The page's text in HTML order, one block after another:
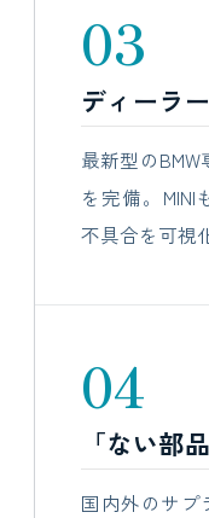
03
ディーラ
最新型の
を完備。
不具合を可視
04
「ない部
国内外のサプ